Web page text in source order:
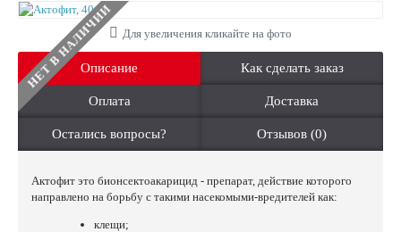
НЕТ В НАЛИЧИИ Для увеличения кликайте на фото
Описание Как сделать заказ
Оплата Доставка
Остались вопросы? Отзывов (0)
Актофит это бионсектоакарицид - препарат, действие которого
направлено на борьбу с такими насекомыми-вредителей как:
клещи;